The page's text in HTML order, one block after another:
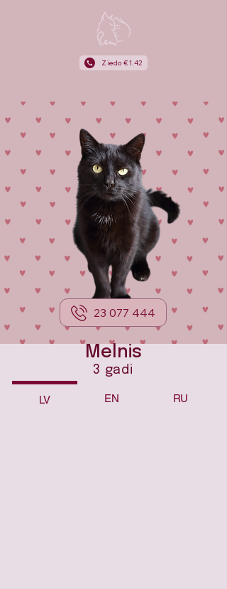
Ziedo €1.42
LV EN RU
23 077 444
Melnis
3 gadi